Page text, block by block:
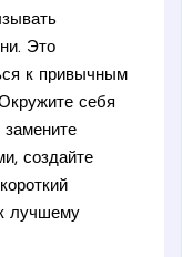
Это
к привычным
себя
замените
создайте
лучшему